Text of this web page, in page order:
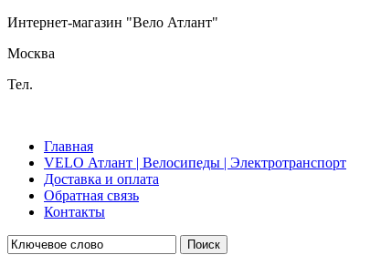
Интернет-магазин "Вело Атлант"
Москва
Тел.
Главная
VELO Атлант | Велосипеды | Электротранспорт
Доставка и оплата
Обратная связь
Контакты
Поиск